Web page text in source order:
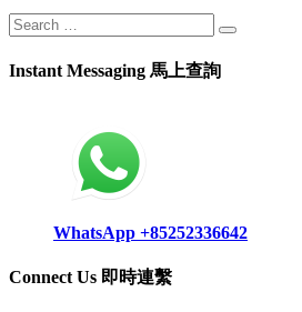
Instant Messaging 馬上查詢
WhatsApp +85252336642
Connect Us 即時連繫